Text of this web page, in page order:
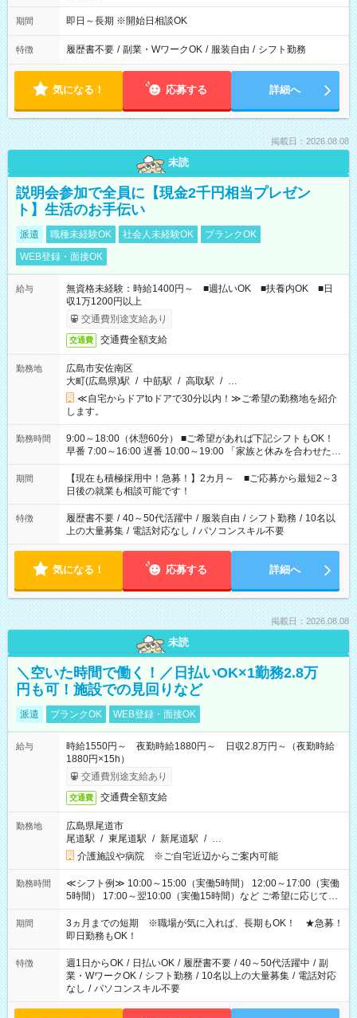
期間 即日～長期 ※開始日相談OK
特徴 履歴書不要 / 副業・WワークOK / 服装自由 / シフト勤務
気になる！ 応募する 詳細へ
掲載日：2026.08.08
未読
説明会参加で全員に【現金2千円相当プレゼン
ト】生活のお手伝い
派遣 職種未経験OK 社会人未経験OK
ブランクOK
WEB登録・面接OK
給与
無資格未経験：時給1400円～ ■週払いOK ■扶養内OK ■日
収1万1200円以上
交通費別途支給あり
交通費 交通費全額支給
勤務地
広島市安佐南区
大町(広島県)駅 / 中筋駅 / 高取駅 / …
≪自宅からドアtoドアで30分以内！≫ご希望の勤務地を紹介
します。
勤務時間
9:00～18:00（休憩60分） ■ご希望があれば下記シフトもOK！
早番 7:00～16:00 遅番 10:00～19:00 「家族と休みを合わせた
い」 「余裕を持って夕飯の準備がしたい」 「できれば残業はし
たくない」 など、ご希望を教えてくださいね。 ※Wワーク希望
の方へ 今ご覧のお仕事で希望する勤務時間と、もう1つのお仕事
の勤務時間。 合計で週40時間を超える場合は応募できません。
期間
【現在も積極採用中！急募！】2カ月～ ■ご応募から最短2～3
日後の就業も相談可能です！
特徴 履歴書不要 / 40～50代活躍中 / 服装自由 / シフト勤務 / 10名以
上の大量募集 / 電話対応なし / パソコンスキル不要
気になる！ 応募する 詳細へ
掲載日：2026.08.08
未読
＼空いた時間で働く！／日払いOK×1勤務2.8万
円も可！施設での見回りなど
派遣 ブランクOK WEB登録・面接OK
給与
時給1550円～ 夜勤時給1880円～ 日収2.8万円～（夜勤時給
1880円×15h）
交通費別途支給あり
交通費 交通費全額支給
勤務地
広島県尾道市
尾道駅 / 東尾道駅 / 新尾道駅 / …
介護施設や病院 ※ご自宅近辺からご案内可能
勤務時間
≪シフト例≫ 10:00～15:00（実働5時間） 12:00～17:00（実働
5時間） 17:00～翌10:00（実働15時間）など ご希望に応じて、
働く時間は調整できます！ お気軽に担当へ相談ください！
期間
3ヵ月までの短期 ※職場が気に入れば、長期もOK！ ★急募！
即日勤務もOK！
特徴 週1日からOK / 日払いOK / 履歴書不要 / 40～50代活躍中 / 副
業・WワークOK / シフト勤務 / 10名以上の大量募集 / 電話対応
なし / パソコンスキル不要